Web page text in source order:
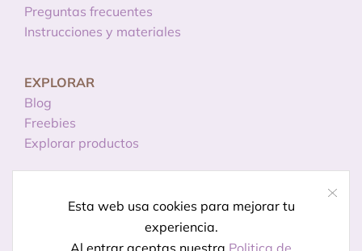
Esta web usa cookies para mejorar tu
experiencia.
Preguntas frecuentes
Instrucciones y materiales
EXPLORAR
Blog
Freebies
Explorar productos
Licencias de uso
Política de privacidad